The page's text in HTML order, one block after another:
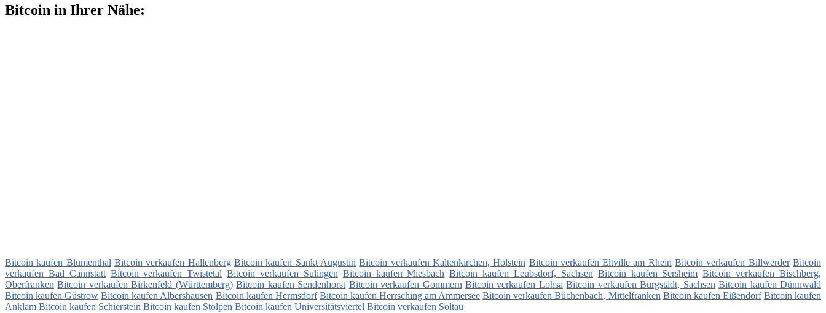
Bitcoin in Ihrer Nähe:
Bitcoin kaufen Blumenthal Bitcoin verkaufen Hallenberg Bitcoin kaufen Sankt Augustin Bitcoin verkaufen Kaltenkirchen, Holstein Bitcoin verkaufen Eltville am Rhein Bitcoin verkaufen Billwerder Bitcoin
verkaufen Bad Cannstatt Bitcoin verkaufen Twistetal Bitcoin verkaufen Sulingen Bitcoin kaufen Miesbach Bitcoin kaufen Leubsdorf, Sachsen Bitcoin kaufen Sersheim Bitcoin verkaufen Bischberg,
Oberfranken Bitcoin verkaufen Birkenfeld (Württemberg) Bitcoin kaufen Sendenhorst Bitcoin verkaufen Gommern Bitcoin verkaufen Lohsa Bitcoin verkaufen Burgstädt, Sachsen Bitcoin kaufen Dünnwald
Bitcoin kaufen Güstrow Bitcoin kaufen Albershausen Bitcoin kaufen Hermsdorf Bitcoin kaufen Herrsching am Ammersee Bitcoin verkaufen Büchenbach, Mittelfranken Bitcoin kaufen Eißendorf Bitcoin kaufen
Anklam Bitcoin kaufen Schierstein Bitcoin kaufen Stolpen Bitcoin kaufen Universitätsviertel Bitcoin verkaufen Soltau